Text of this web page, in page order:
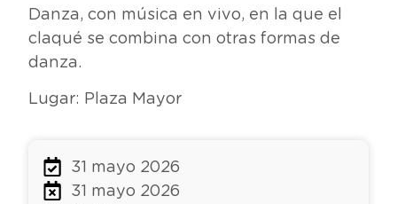
Danza, con música en vivo, en la que el
claqué se combina con otras formas de
danza.
Lugar: Plaza Mayor
31 mayo 2026
31 mayo 2026